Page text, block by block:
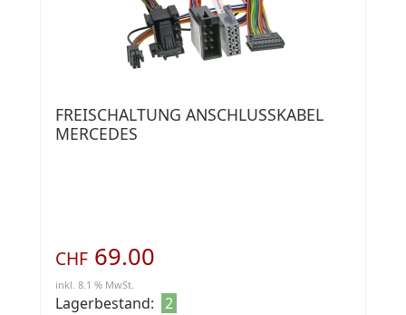
FREISCHALTUNG ANSCHLUSSKABEL
MERCEDES
CHF 69.00
inkl. 8.1 % MwSt.
Lagerbestand: 2